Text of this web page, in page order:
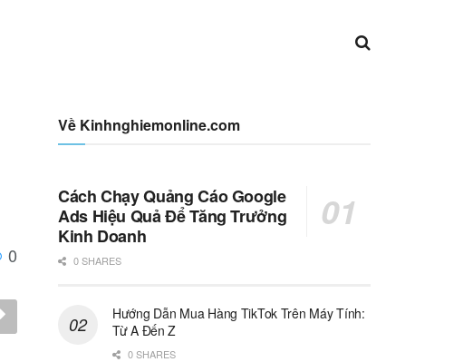
0
Về Kinhnghiemonline.com
Cách Chạy Quảng Cáo Google
Ads Hiệu Quả Để Tăng Trưởng
Kinh Doanh
0 SHARES
Hướng Dẫn Mua Hàng TikTok Trên Máy Tính:
Từ A Đến Z
0 SHARES